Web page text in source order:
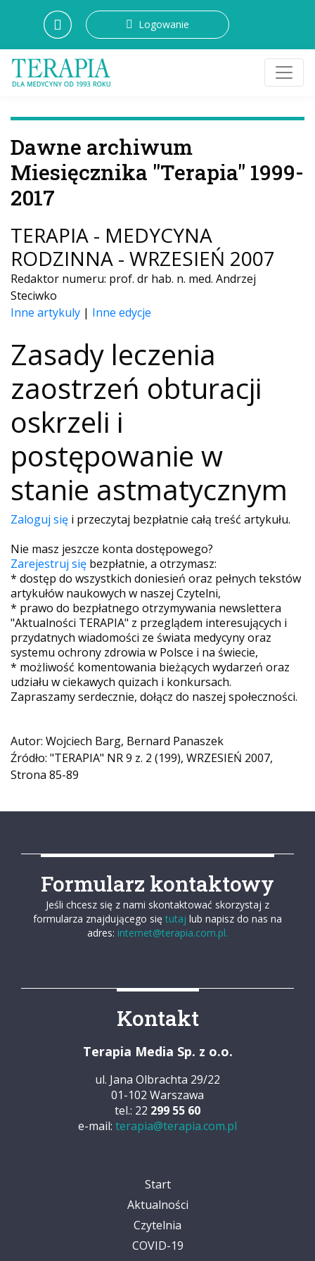
Logowanie
Dawne archiwum
Miesięcznika "Terapia" 1999-
2017
TERAPIA - MEDYCYNA
RODZINNA - WRZESIEŃ 2007
Redaktor numeru: prof. dr hab. n. med. Andrzej
Steciwko
Inne artykuly | Inne edycje
Zasady leczenia
zaostrzeń obturacji
oskrzeli i
postępowanie w
stanie astmatycznym
Zaloguj się i przeczytaj bezpłatnie całą treść artykułu.
Nie masz jeszcze konta dostępowego?
Zarejestruj się bezpłatnie, a otrzymasz:
* dostęp do wszystkich doniesień oraz pełnych tekstów
artykułów naukowych w naszej Czytelni,
* prawo do bezpłatnego otrzymywania newslettera
"Aktualności TERAPIA" z przeglądem interesujących i
przydatnych wiadomości ze świata medycyny oraz
systemu ochrony zdrowia w Polsce i na świecie,
* możliwość komentowania bieżących wydarzeń oraz
udziału w ciekawych quizach i konkursach.
Zapraszamy serdecznie, dołącz do naszej społeczności.
Autor: Wojciech Barg, Bernard Panaszek
Źródło: "TERAPIA" NR 9 z. 2 (199), WRZESIEŃ 2007,
Strona 85-89
Formularz kontaktowy
Jeśli chcesz się z nami skontaktować skorzystaj z
formularza znajdującego się tutaj lub napisz do nas na
adres: internet@terapia.com.pl.
Kontakt
Terapia Media Sp. z o.o.
ul. Jana Olbrachta 29/22
01-102 Warszawa
tel.: 22 299 55 60
e-mail: terapia@terapia.com.pl
Start
Aktualności
Czytelnia
COVID-19